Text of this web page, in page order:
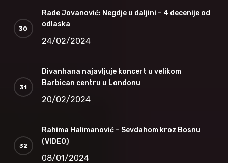
Rade Jovanović: Negdje u daljini – 4 decenije od
odlaska
24/02/2024
Divanhana najavljuje koncert u velikom
Barbican centru u Londonu
20/02/2024
Rahima Halimanović – Sevdahom kroz Bosnu
(VIDEO)
08/01/2024